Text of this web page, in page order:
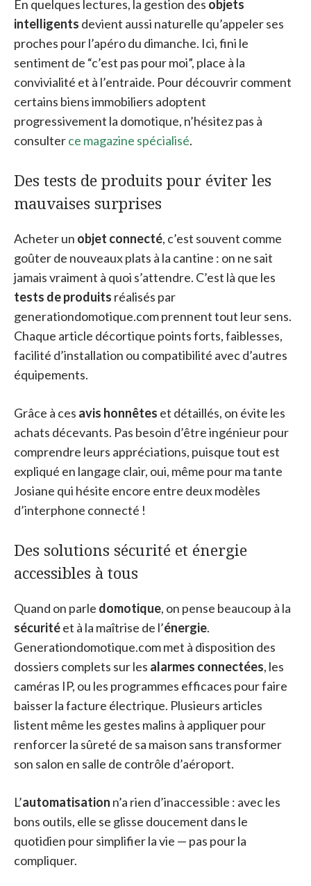
En quelques lectures, la gestion des objets
intelligents devient aussi naturelle qu’appeler ses
proches pour l’apéro du dimanche. Ici, fini le
sentiment de “c’est pas pour moi”, place à la
convivialité et à l’entraide. Pour découvrir comment
certains biens immobiliers adoptent
progressivement la domotique, n’hésitez pas à
consulterce magazine spécialisé.
Des tests de produits pour éviter les
mauvaises surprises
Acheter un objet connecté, c’est souvent comme
goûter de nouveaux plats à la cantine : on ne sait
jamais vraiment à quoi s’attendre. C’est là que les
tests de produits réalisés par
generationdomotique.com prennent tout leur sens.
Chaque article décortique points forts, faiblesses,
facilité d’installation ou compatibilité avec d’autres
équipements.
Grâce à ces avis honnêtes et détaillés, on évite les
achats décevants. Pas besoin d’être ingénieur pour
comprendre leurs appréciations, puisque tout est
expliqué en langage clair, oui, même pour ma tante
Josiane qui hésite encore entre deux modèles
d’interphone connecté !
Des solutions sécurité et énergie
accessibles à tous
Quand on parle domotique, on pense beaucoup à la
sécuritéet à la maîtrise de l’énergie.
Generationdomotique.com met à disposition des
dossiers complets sur les alarmes connectées, les
caméras IP, ou les programmes efficaces pour faire
baisser la facture électrique. Plusieurs articles
listent même les gestes malins à appliquer pour
renforcer la sûreté de sa maison sans transformer
son salon en salle de contrôle d’aéroport.
L’automatisation n’a rien d’inaccessible : avec les
bons outils, elle se glisse doucement dans le
quotidien pour simplifier la vie — pas pour la
compliquer.